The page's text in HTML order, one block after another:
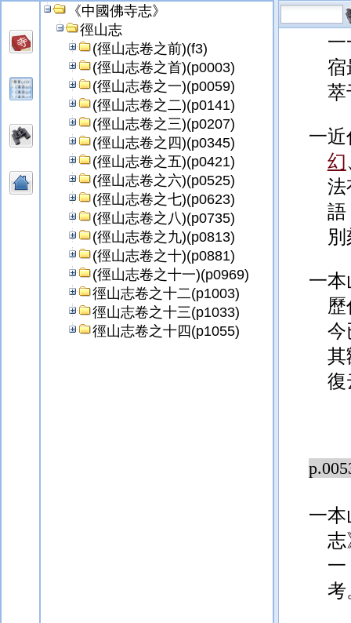
《中國佛寺志》
徑山志
(徑山志卷之前)(f3)
(徑山志卷之首)(p0003)
(徑山志卷之一)(p0059)
(徑山志卷之二)(p0141)
(徑山志卷之三)(p0207)
(徑山志卷之四)(p0345)
(徑山志卷之五)(p0421)
(徑山志卷之六)(p0525)
(徑山志卷之七)(p0623)
(徑山志卷之八)(p0735)
(徑山志卷之九)(p0813)
(徑山志卷之十)(p0881)
(徑山志卷之十一)(p0969)
徑山志卷之十二(p1003)
徑山志卷之十三(p1033)
徑山志卷之十四(p1055)
一
宿
萃
一近
幻
法
語
一
今
其
復
一
志
一
考